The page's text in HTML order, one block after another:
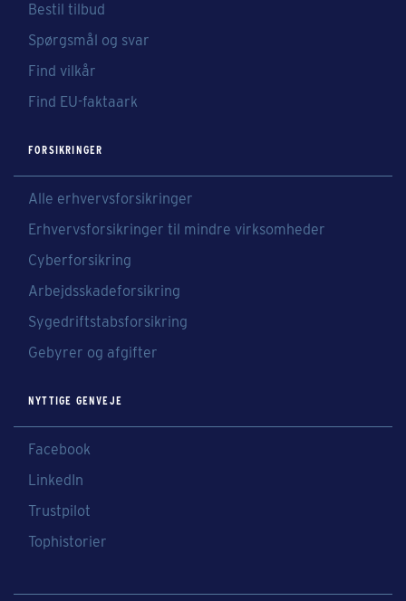
Bestil tilbud
Spørgsmål og svar
Find vilkår
Find EU-faktaark
FORSIKRINGER
Alle erhvervsforsikringer
Erhvervsforsikringer til mindre virksomheder
Cyberforsikring
Arbejdsskadeforsikring
Sygedriftstabsforsikring
Gebyrer og afgifter
NYTTIGE GENVEJE
Facebook
LinkedIn
Trustpilot
Tophistorier